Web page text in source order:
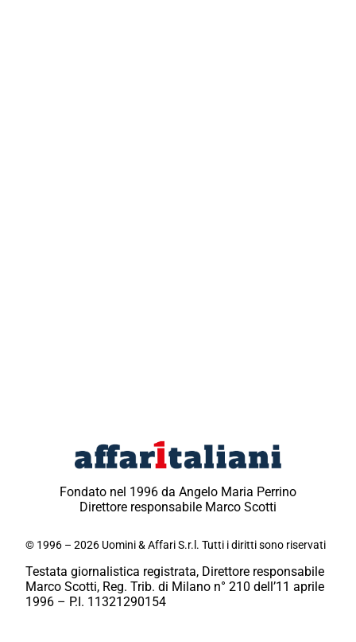
Fondato nel 1996 da Angelo Maria Perrino
Direttore responsabile Marco Scotti
© 1996 – 2026 Uomini & Affari S.r.l. Tutti i diritti sono riservati
Testata giornalistica registrata, Direttore responsabile
Marco Scotti, Reg. Trib. di Milano n° 210 dell’11 aprile
1996 – P.I. 11321290154